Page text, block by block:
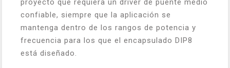
proyecto que requiera un driver de puente medio
confiable, siempre que la aplicación se
mantenga dentro de los rangos de potencia y
frecuencia para los que el encapsulado DIP8
está diseñado.